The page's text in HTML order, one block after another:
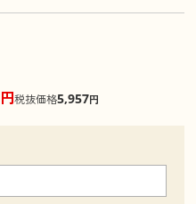
円税抜価格5,957円